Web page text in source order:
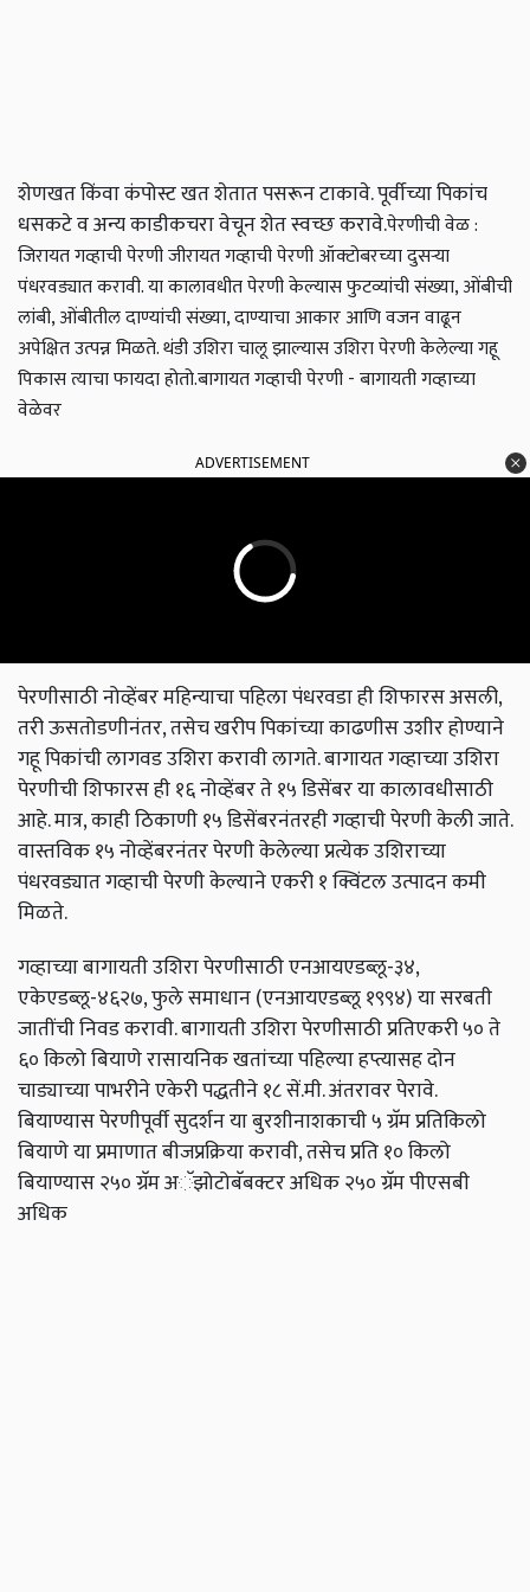
शेणखत किंवा कंपोस्ट खत शेतात पसरून टाकावे. पूर्वीच्या पिकांच
धसकटे व अन्य काडीकचरा वेचून शेत स्वच्छ करावे.पेरणीची वेळ :
जिरायत गव्हाची पेरणी जीरायत गव्हाची पेरणी ऑक्‍टोबरच्या दुसऱ्या
पंधरवड्यात करावी. या कालावधीत पेरणी केल्यास फुटव्यांची संख्या, ओंबीची
लांबी, ओंबीतील दाण्यांची संख्या, दाण्याचा आकार आणि वजन वाढून
अपेक्षित उत्पन्न मिळते. थंडी उशिरा चालू झाल्यास उशिरा पेरणी केलेल्या गहू
पिकास त्याचा फायदा होतो.बागायत गव्हाची पेरणी - बागायती गव्हाच्या
वेळेवर
ADVERTISEMENT
पेरणीसाठी नोव्हेंबर महिन्याचा पहिला पंधरवडा ही शिफारस असली,
तरी ऊसतोडणीनंतर, तसेच खरीप पिकांच्या काढणीस उशीर होण्याने
गहू पिकांची लागवड उशिरा करावी लागते. बागायत गव्हाच्या उशिरा
पेरणीची शिफारस ही १६ नोव्हेंबर ते १५ डिसेंबर या कालावधीसाठी
आहे. मात्र, काही ठिकाणी १५ डिसेंबरनंतरही गव्हाची पेरणी केली जाते.
वास्तविक १५ नोव्हेंबरनंतर पेरणी केलेल्या प्रत्येक उशिराच्या
पंधरवड्यात गव्हाची पेरणी केल्याने एकरी १ क्विंटल उत्पादन कमी
मिळते.
गव्हाच्या बागायती उशिरा पेरणीसाठी एनआयएडब्लू-३४,
एकेएडब्लू-४६२७, फुले समाधान (एनआयएडब्लू १९९४) या सरबती
जातींची निवड करावी. बागायती उशिरा पेरणीसाठी प्रतिएकरी ५० ते
६० किलो बियाणे रासायनिक खतांच्या पहिल्या हप्त्यासह दोन
चाड्याच्या पाभरीने एकेरी पद्धतीने १८ सें.मी. अंतरावर पेरावे.
बियाण्यास पेरणीपूर्वी सुदर्शन या बुरशीनाशकाची ५ ग्रॅम प्रतिकिलो
बियाणे या प्रमाणात बीजप्रक्रिया करावी, तसेच प्रति १० किलो
बियाण्यास २५० ग्रॅम अॅझोटोबॅबक्टर अधिक २५० ग्रॅम पीएसबी
अधिक